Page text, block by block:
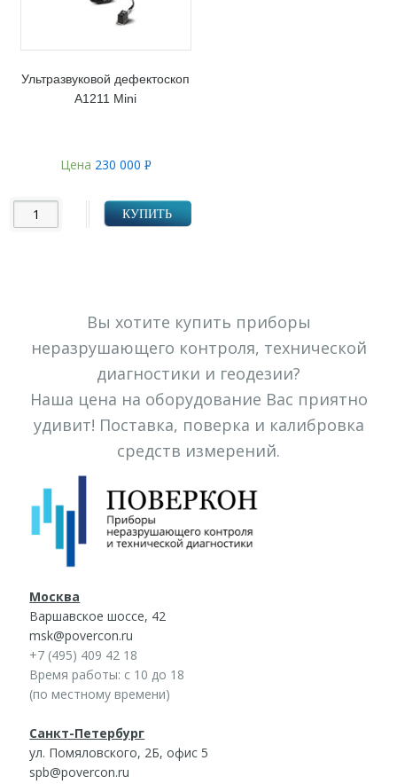
Ультразвуковой дефектоскоп
А1211 Mini
Цена 230 000 Р
КУПИТЬ
Вы хотите купить приборы
неразрушающего контроля, технической
диагностики и геодезии?
Наша цена на оборудование Вас приятно
удивит! Поставка, поверка и калибровка
средств измерений.
Москва
Варшавское шоссе, 42
msk@povercon.ru
+7 (495) 409 42 18
Время работы: с 10 до 18
(по местному времени)
Санкт-Петербург
ул. Помяловского, 2Б, офис 5
spb@povercon.ru